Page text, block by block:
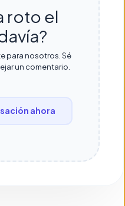
roto el
para nosotros. Sé
un comentario.
ahora